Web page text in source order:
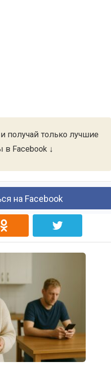
получай только лучшие
в Facebook ↓
на Facebook